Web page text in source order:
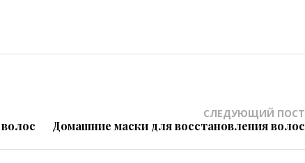
СЛЕДУЮЩИЙ ПОСТ
Домашние маски для восстановления волос